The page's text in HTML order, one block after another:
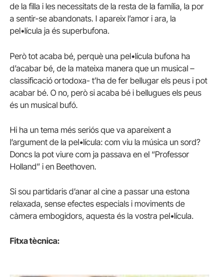
de la filla i les necessitats de la resta de la família, la por
a sentir-se abandonats. I apareix l’amor i ara, la
pel•lícula ja és superbufona.
Però tot acaba bé, perquè una pel•lícula bufona ha
d’acabar bé, de la mateixa manera que un musical –
classificació ortodoxa- t’ha de fer bellugar els peus i pot
acabar bé. O no, però si acaba bé i bellugues els peus
és un musical bufó.
Hi ha un tema més seriós que va apareixent a
l’argument de la pel•lícula: com viu la música un sord?
Doncs la pot viure com ja passava en el “Professor
Holland” i en Beethoven.
Si sou partidaris d’anar al cine a passar una estona
relaxada, sense efectes especials i moviments de
càmera embogidors, aquesta és la vostra pel•lícula.
Fitxa tècnica: